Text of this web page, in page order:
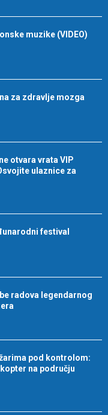
muzike (VIDEO)
za zdravlje mozga
otvara vrata VIP
ulaznice za
festival
radova legendarnog
pod kontrolom:
na području